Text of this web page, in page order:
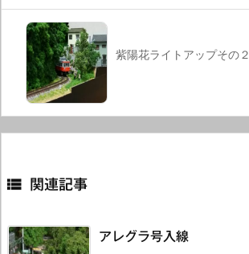
紫陽花ライトアップその２
 関連記事
アレグラ号入線